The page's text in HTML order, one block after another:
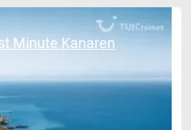
Minute Kanaren